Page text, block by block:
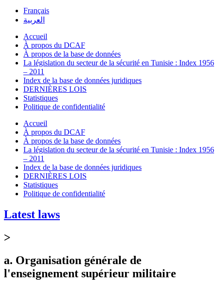
Français
العربية
Accueil
À propos du DCAF
À propos de la base de données
La législation du secteur de la sécurité en Tunisie : Index 1956
– 2011
Index de la base de données juridiques
DERNIÈRES LOIS
Statistiques
Politique de confidentialité
Accueil
À propos du DCAF
À propos de la base de données
La législation du secteur de la sécurité en Tunisie : Index 1956
– 2011
Index de la base de données juridiques
DERNIÈRES LOIS
Statistiques
Politique de confidentialité
Latest laws
>
a. Organisation générale de
l'enseignement supérieur militaire